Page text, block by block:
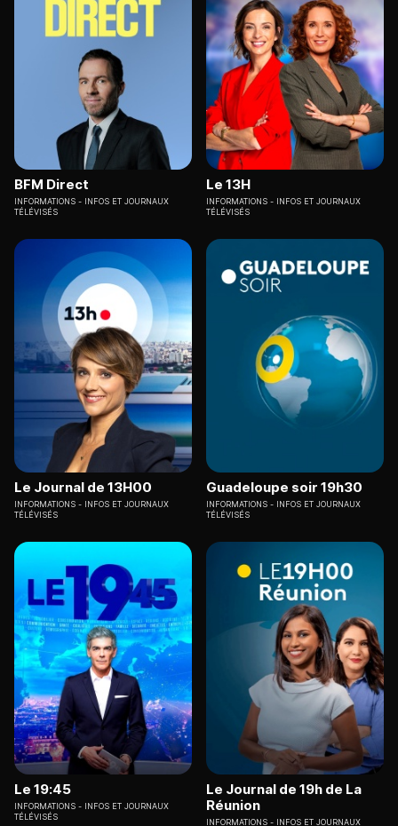
BFM Direct
INFORMATIONS
INFOS ET JOURNAUX
TÉLÉVISÉS
Le 13H
INFORMATIONS
INFOS ET JOURNAUX
TÉLÉVISÉS
Le Journal de 13H00
INFORMATIONS
INFOS ET JOURNAUX
TÉLÉVISÉS
Guadeloupe soir 19h30
INFORMATIONS
INFOS ET JOURNAUX
TÉLÉVISÉS
Le 19:45
INFORMATIONS
INFOS ET JOURNAUX
TÉLÉVISÉS
Le Journal de 19h de La
Réunion
INFORMATIONS
INFOS ET JOURNAUX